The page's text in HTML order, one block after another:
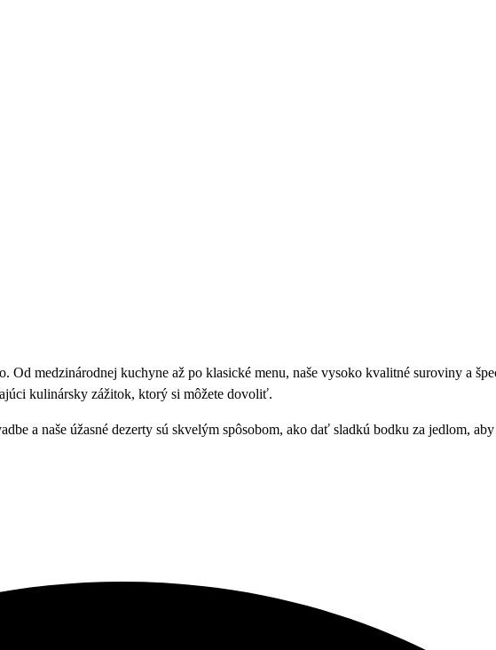
medzinárodnej kuchyne až po klasické menu, naše vysoko kvalitné suroviny a
kulinársky zážitok, ktorý si môžete dovoliť.
a naše úžasné dezerty sú skvelým spôsobom, ako dať sladkú bodku za jedlom,